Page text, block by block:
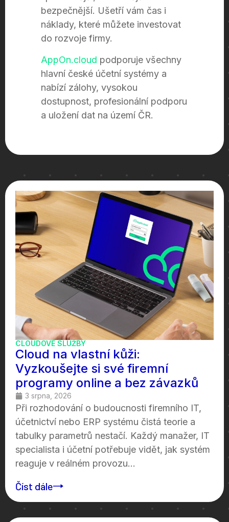
bezpečnější. Ušetří vám čas i
náklady, které můžete investovat
do rozvoje firmy.
AppOn.cloud podporuje všechny
hlavní české účetní systémy a
nabízí zálohy, vysokou
dostupnost, profesionální podporu
a uložení dat na území ČR.
CLOUDOVÉ SLUŽBY
Cloud na vlastní kůži:
Vyzkoušejte si své firemní
programy online a bez závazků
3 srpna, 2026
Při rozhodování o budoucnosti firemního IT,
účetnictví nebo ERP systému čistá teorie a
tabulky parametrů nestačí. Každý manažer, IT
specialista i účetní potřebuje vidět, jak systém
reaguje v reálném provozu...
Číst dále